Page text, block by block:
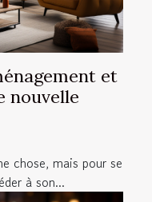
et
nouvelle
chose, mais pour se
à son...